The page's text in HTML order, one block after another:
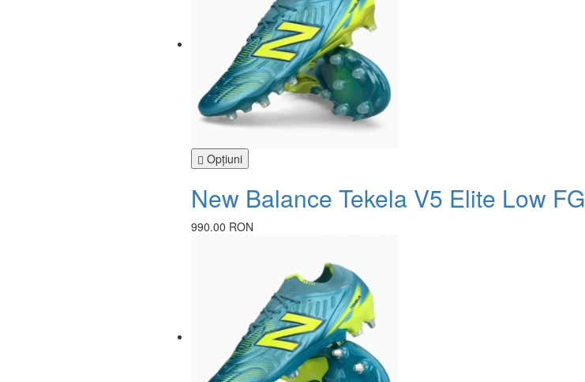
Opţiuni
New Balance Tekela V5 Elite Low FG
990.00 RON